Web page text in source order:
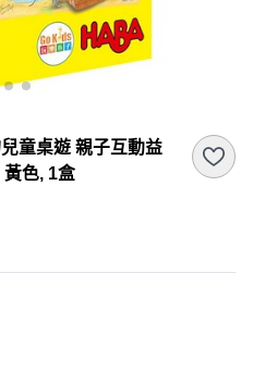
童桌遊 親子互動益
色, 1盒